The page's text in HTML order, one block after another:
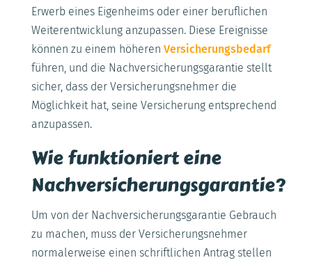
Erwerb eines Eigenheims oder einer beruflichen
Weiterentwicklung anzupassen. Diese Ereignisse
können zu einem höheren Versicherungsbedarf
führen, und die Nachversicherungsgarantie stellt
sicher, dass der Versicherungsnehmer die
Möglichkeit hat, seine Versicherung entsprechend
anzupassen.
Wie funktioniert eine
Nachversicherungsgarantie?
Um von der Nachversicherungsgarantie Gebrauch
zu machen, muss der Versicherungsnehmer
normalerweise einen schriftlichen Antrag stellen